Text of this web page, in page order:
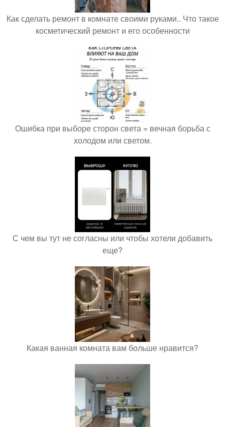
Как сделать ремонт в комнате своими руками.. Что такое
косметический ремонт и его особенности
Ошибка при выборе сторон света = вечная борьба с
холодом или светом.
С чем вы тут не согласны или чтобы хотели добавить
еще?
Какая ванная комната вам больше нравится?